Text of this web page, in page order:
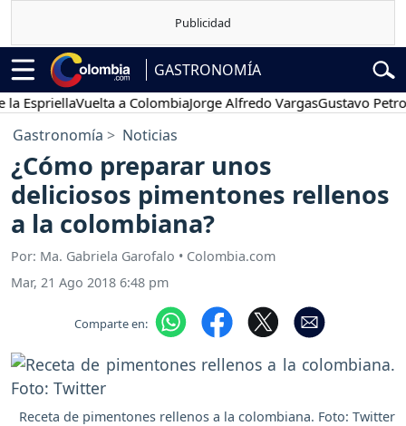
GASTRONOMÍA
Vuelta a ColombiaJorge Alfredo VargasGustavo Petro
Gastronomía Noticias
¿Cómo preparar unos
deliciosos pimentones rellenos
a la colombiana?
Por: Ma. Gabriela Garofalo • Colombia.com
Mar, 21 Ago 2018 6:48 pm
Comparte en:
Receta de pimentones rellenos a la colombiana. Foto: Twitter